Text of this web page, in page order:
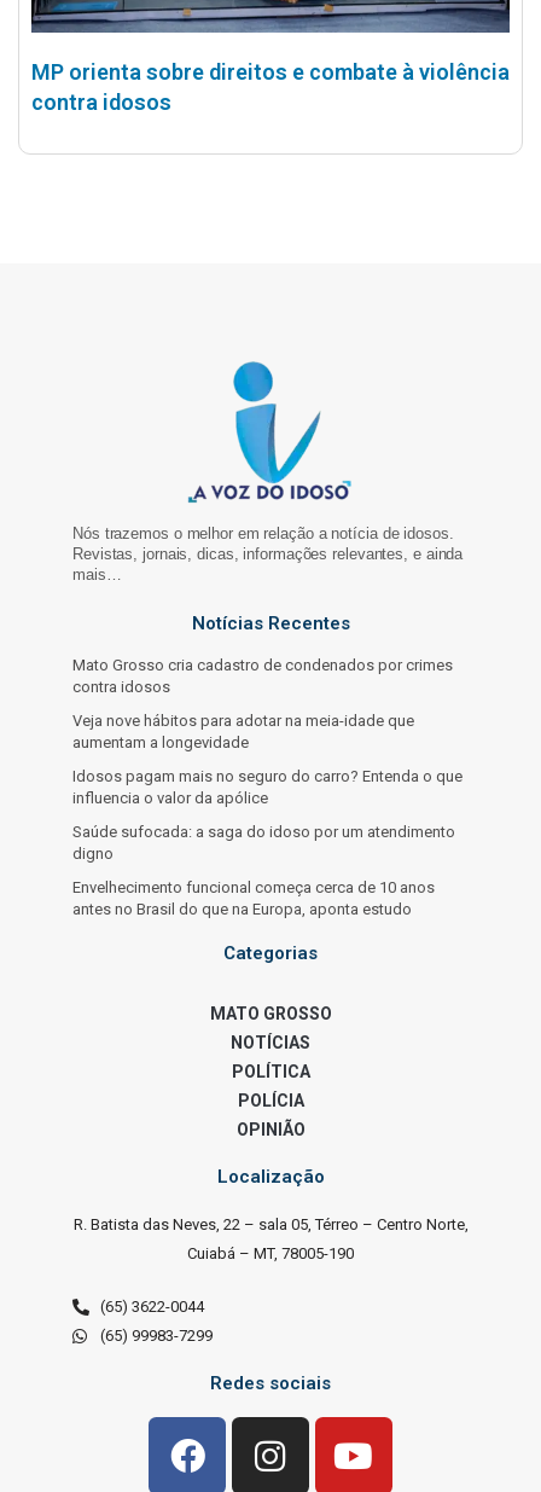
MP orienta sobre direitos e combate à violência
contra idosos
Nós trazemos o melhor em relação a notícia de idosos.
Revistas, jornais, dicas, informações relevantes, e ainda
mais…
Notícias Recentes
Mato Grosso cria cadastro de condenados por crimes
contra idosos
Veja nove hábitos para adotar na meia-idade que
aumentam a longevidade
Idosos pagam mais no seguro do carro? Entenda o que
influencia o valor da apólice
Saúde sufocada: a saga do idoso por um atendimento
digno
Envelhecimento funcional começa cerca de 10 anos
antes no Brasil do que na Europa, aponta estudo
Categorias
MATO GROSSO
NOTÍCIAS
POLÍTICA
POLÍCIA
OPINIÃO
Localização
R. Batista das Neves, 22 – sala 05, Térreo – Centro Norte,
Cuiabá – MT, 78005-190
(65) 3622-0044
(65) 99983-7299
Redes sociais